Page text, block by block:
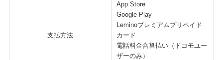
支払方法
App Store
Google Play
Leminoプレミアムプリペイド
カード
電話料金合算払い（ドコモユー
ザーのみ）